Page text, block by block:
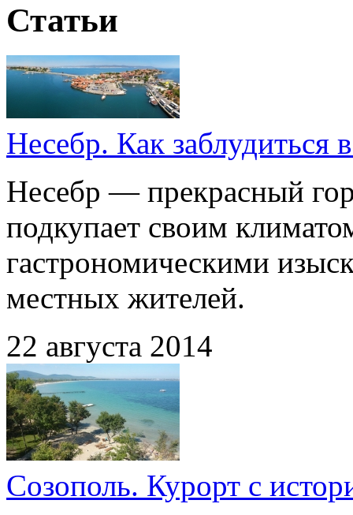
Статьи
Несебр. Как заблудиться
Несебр — прекрасный
подкупает своим
гастрономическими
местных жителей.
22 августа 2014
Созополь. Курорт с